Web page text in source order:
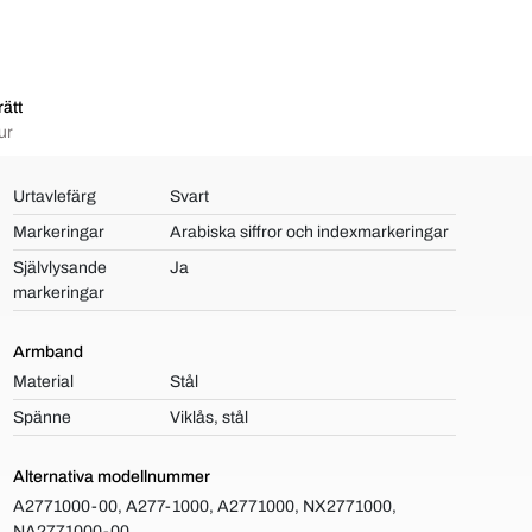
Urtavlefärg
Svart
Markeringar
Arabiska siffror och indexmarkeringar
Självlysande
markeringar
Ja
Armband
Material
Stål
Spänne
Viklås, stål
Alternativa modellnummer
A2771000-00, A277-1000, A2771000, NX2771000,